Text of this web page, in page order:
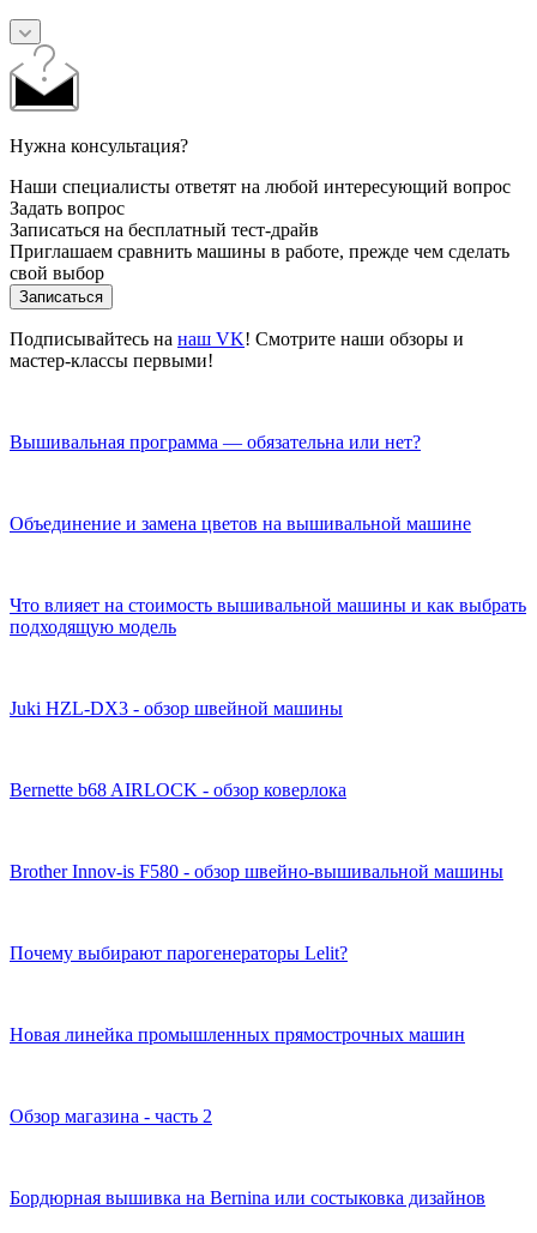
Нужна консультация?
Наши специалисты ответят на любой интересующий вопрос
Задать вопрос
Записаться на бесплатный тест-драйв
Приглашаем сравнить машины в работе, прежде чем сделать
свой выбор
Записаться
Подписывайтесь на наш VK! Смотрите наши обзоры и
мастер-классы первыми!
Вышивальная программа — обязательна или нет?
Объединение и замена цветов на вышивальной машине
Что влияет на стоимость вышивальной машины и как выбрать
подходящую модель
Juki HZL-DX3 - обзор швейной машины
Bernette b68 AIRLOCK - обзор коверлока
Brother Innov-is F580 - обзор швейно-вышивальной машины
Почему выбирают парогенераторы Lelit?
Новая линейка промышленных прямострочных машин
Обзор магазина - часть 2
Бордюрная вышивка на Bernina или состыковка дизайнов